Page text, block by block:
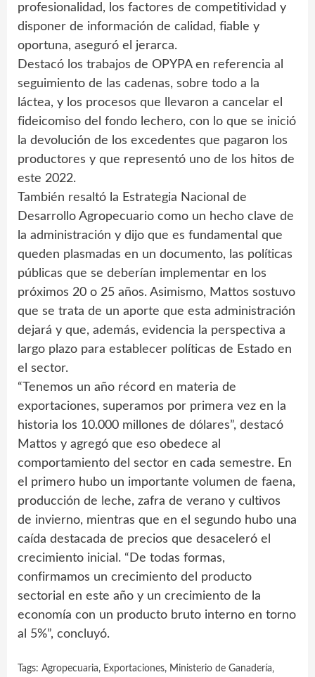
profesionalidad, los factores de competitividad y
disponer de información de calidad, fiable y
oportuna, aseguró el jerarca.
Destacó los trabajos de OPYPA en referencia al
seguimiento de las cadenas, sobre todo a la
láctea, y los procesos que llevaron a cancelar el
fideicomiso del fondo lechero, con lo que se inició
la devolución de los excedentes que pagaron los
productores y que representó uno de los hitos de
este 2022.
También resaltó la Estrategia Nacional de
Desarrollo Agropecuario como un hecho clave de
la administración y dijo que es fundamental que
queden plasmadas en un documento, las políticas
públicas que se deberían implementar en los
próximos 20 o 25 años. Asimismo, Mattos sostuvo
que se trata de un aporte que esta administración
dejará y que, además, evidencia la perspectiva a
largo plazo para establecer políticas de Estado en
el sector.
“Tenemos un año récord en materia de
exportaciones, superamos por primera vez en la
historia los 10.000 millones de dólares”, destacó
Mattos y agregó que eso obedece al
comportamiento del sector en cada semestre. En
el primero hubo un importante volumen de faena,
producción de leche, zafra de verano y cultivos
de invierno, mientras que en el segundo hubo una
caída destacada de precios que desaceleró el
crecimiento inicial. “De todas formas,
confirmamos un crecimiento del producto
sectorial en este año y un crecimiento de la
economía con un producto bruto interno en torno
al 5%”, concluyó.
Tags: Agropecuaria, Exportaciones, Ministerio de Ganadería‚